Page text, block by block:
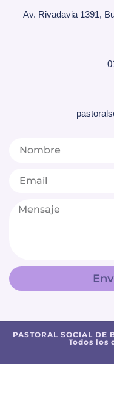
Av. Rivadavia 1391,
PASTORAL SOCIAL DE
Todos los